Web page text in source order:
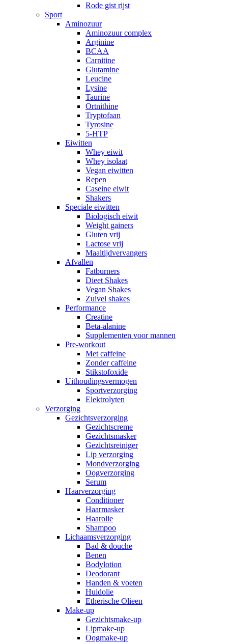
Rode gist rijst
Sport
Aminozuur
Aminozuur complex
Arginine
BCAA
Carnitine
Glutamine
Leucine
Lysine
Taurine
Ortnithine
Tryptofaan
Tyrosine
5-HTP
Eiwitten
Whey eiwit
Whey isolaat
Vegan eiwitten
Repen
Caseine eiwit
Shakers
Speciale eiwitten
Biologisch eiwit
Weight gainers
Gluten vrij
Lactose vrij
Maaltijdvervangers
Afvallen
Fatburners
Dieet Shakes
Vegan Shakes
Zuivel shakes
Performance
Creatine
Beta-alanine
Supplementen voor mannen
Pre-workout
Met caffeine
Zonder caffeine
Stikstofoxide
Uithoudingsvermogen
Sportverzorging
Elektrolyten
Verzorging
Gezichtsverzorging
Gezichtscreme
Gezichtsmasker
Gezichtsreiniger
Lip verzorging
Mondverzorging
Oogverzorging
Serum
Haarverzorging
Conditioner
Haarmasker
Haarolie
Shampoo
Lichaamsverzorging
Bad & douche
Benen
Bodylotion
Deodorant
Handen & voeten
Huidolie
Etherische Olieen
Make-up
Gezichtsmake-up
Lipmake-up
Oogmake-up